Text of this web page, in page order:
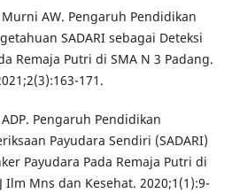
AW. Pengaruh Pendidikan
SADARI sebagai Deteksi
Remaja Putri di SMA N 3 Padang.
171.
Pengaruh Pendidikan
Payudara Sendiri (SADARI)
Payudara Pada Remaja Putri di
Ilm Mns dan Kesehat. 2020;1(1):9-